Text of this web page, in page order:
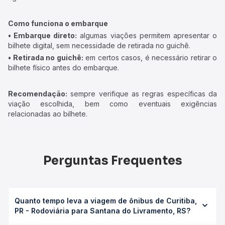
Como funciona o embarque
• Embarque direto: algumas viações permitem apresentar o
bilhete digital, sem necessidade de retirada no guichê.
• Retirada no guichê: em certos casos, é necessário retirar o
bilhete físico antes do embarque.
Recomendação: sempre verifique as regras específicas da
viação escolhida, bem como eventuais exigências
relacionadas ao bilhete.
Perguntas Frequentes
Quanto tempo leva a viagem de ônibus de Curitiba,
PR - Rodoviária para Santana do Livramento, RS?